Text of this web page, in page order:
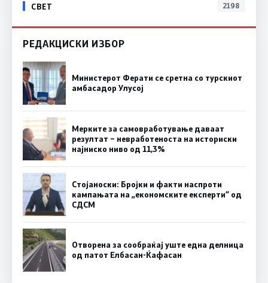
СВЕТ 2198
РЕДАКЦИСКИ ИЗБОР
Министерот Ферати се сретна со турскиот
амбасадор Улусој
Мерките за самовработување даваат
резултат – невработеноста на историски
најниско ниво од 11,3%
Стојаноски: Бројки и факти наспроти
кампањата на „економските експерти“ од
СДСM
Отворена за сообраќај уште една делница
од патот Елбасан-Ќафасан